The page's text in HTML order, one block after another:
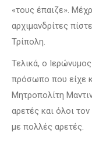
«τους έπαιζε».
αρχιμανδρίτες
Τρίπολη.
Τελικά, ο
πρόσωπο που είχε
Μητροπολίτη
αρετές και όλοι
με πολλές αρετές.